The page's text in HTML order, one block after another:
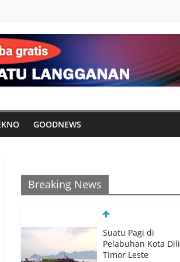
GOODNEWS
Breaking News
Suatu Pagi di
Pelabuhan Kota Dili
Timor Leste